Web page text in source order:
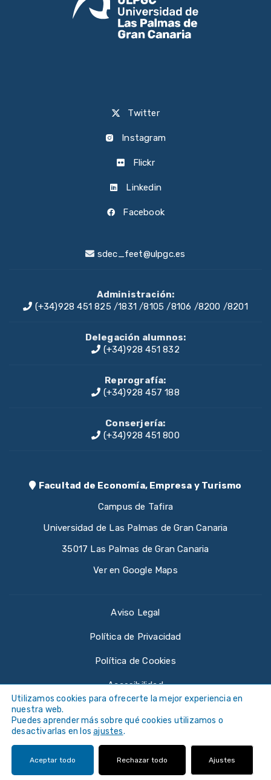
Twitter
Instagram
Flickr
Linkedin
Facebook
sdec_feet@ulpgc.es
Administración:
(+34)928 451 825 /1831/8105 /8106 /8200 /8201
Delegación alumnos:
(+34)928 451 832
Reprografía:
(+34)928 457 188
Conserjería:
(+34)928 451 800
Facultad de Economía, Empresa y Turismo
Campus de Tafira
Universidad de Las Palmas de Gran Canaria
35017 Las Palmas de Gran Canaria
Ver en Google Maps
Aviso Legal
Política de Privacidad
Política de Cookies
Accesibilidad
©Universidad de Las Palmas de Gran Canaria ·
ULPGC
Utilizamos cookies para ofrecerte la mejor experiencia en
nuestra web.
Puedes aprender más sobre qué cookies utilizamos o
desactivarlas en losajustes.
Aceptar todo Rechazar todo Ajustes